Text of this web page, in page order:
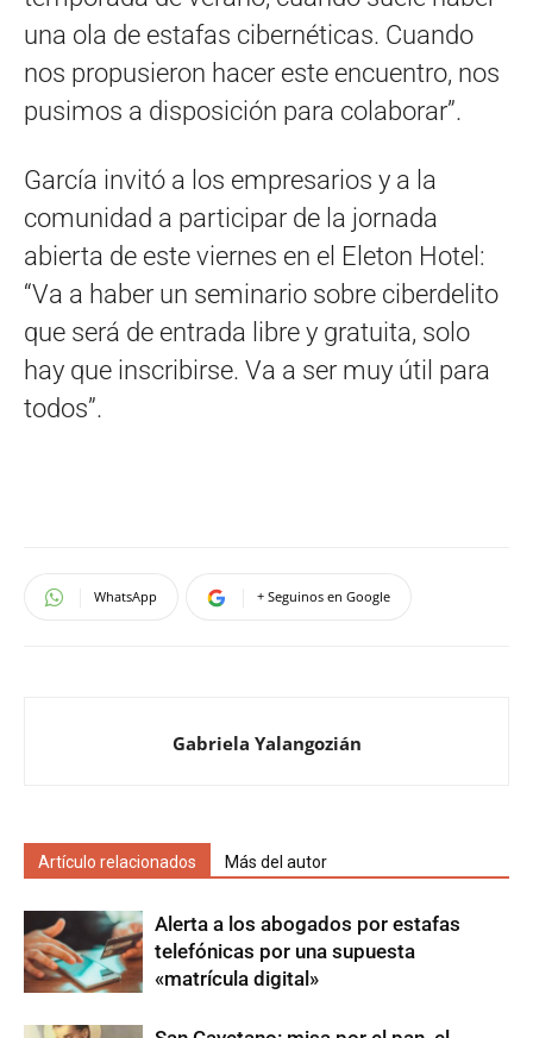
una ola de estafas cibernéticas. Cuando
nos propusieron hacer este encuentro, nos
pusimos a disposición para colaborar”.
García invitó a los empresarios y a la
comunidad a participar de la jornada
abierta de este viernes en el Eleton Hotel:
“Va a haber un seminario sobre ciberdelito
que será de entrada libre y gratuita, solo
hay que inscribirse. Va a ser muy útil para
todos”.
WhatsApp + Seguinos en Google
Gabriela Yalangozián
Artículo relacionados Más del autor
Alerta a los abogados por estafas
telefónicas por una supuesta
«matrícula digital»